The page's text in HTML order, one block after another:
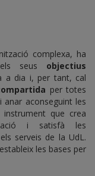
complexa, ha
els seus objectius
a dia i, per tant, cal
per totes
aconseguint les
que crea
i satisfà les
serveis de la UdL.
les bases per